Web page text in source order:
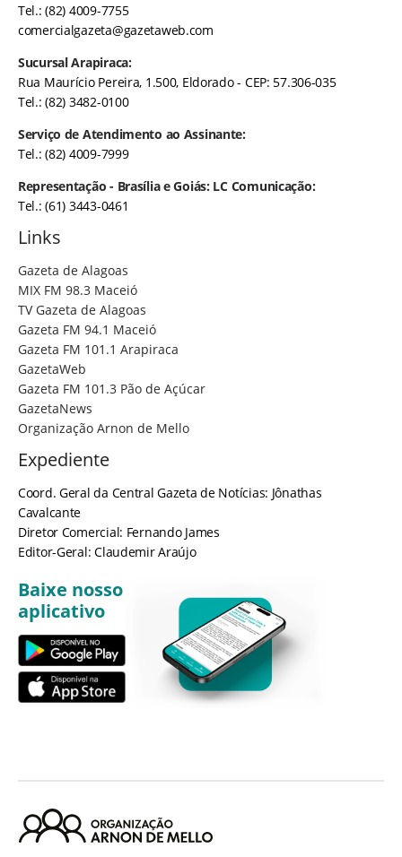
Tel.: (82) 4009-7755
comercialgazeta@gazetaweb.com
Sucursal Arapiraca:
Rua Maurício Pereira, 1.500, Eldorado - CEP: 57.306-035
Tel.: (82) 3482-0100
Serviço de Atendimento ao Assinante:
Tel.: (82) 4009-7999
Representação - Brasília e Goiás: LC Comunicação:
Tel.: (61) 3443-0461
Links
Gazeta de Alagoas
MIX FM 98.3 Maceió
TV Gazeta de Alagoas
Gazeta FM 94.1 Maceió
Gazeta FM 101.1 Arapiraca
GazetaWeb
Gazeta FM 101.3 Pão de Açúcar
GazetaNews
Organização Arnon de Mello
Expediente
Coord. Geral da Central Gazeta de Notícias: Jônathas
Cavalcante
Diretor Comercial: Fernando James
Editor-Geral: Claudemir Araújo
Baixe nosso
aplicativo